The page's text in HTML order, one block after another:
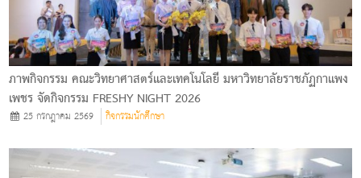
ภาพกิจกรรม คณะวิทยาศาสตร์และเทคโนโลยี มหาวิทยาลัยราชภัฏกาแพง
เพชร จัดกิจกรรม FRESHY NIGHT 2026
25 กรกฎาคม 2569 กิจกรรมนักศึกษา